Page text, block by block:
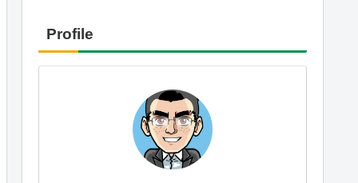
Profile